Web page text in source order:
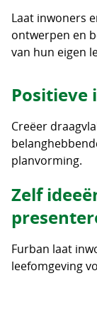
Laat inwoners
ontwerpen en
van hun eigen
Positieve
Creëer
planvorming.
Zelf
Furban laat
leefomgeving